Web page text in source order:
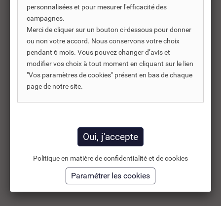
REF DNC : 495300
GOULOTTE MOULURE PVC
1,68 €TTC 2,40 €
HT
Ajouter au panier
personnalisées et pour mesurer l'efficacité des
campagnes.
Merci de cliquer sur un bouton ci-dessous pour donner
ou non votre accord. Nous conservons votre choix
pendant 6 mois. Vous pouvez changer d’avis et
modifier vos choix à tout moment en cliquant sur le lien
"Vos paramètres de cookies" présent en bas de chaque
page de notre site.
Politique en matière de confidentialité et de cookies